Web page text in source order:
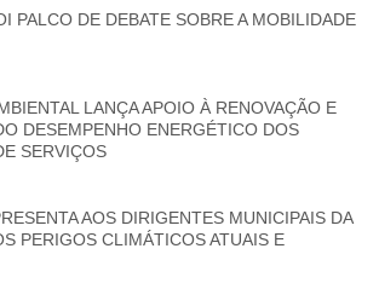
PALCO DE DEBATE SOBRE A MOBILIDADE
LANÇA APOIO À RENOVAÇÃO E
DESEMPENHO ENERGÉTICO DOS
SERVIÇOS
AOS DIRIGENTES MUNICIPAIS DA
PERIGOS CLIMÁTICOS ATUAIS E